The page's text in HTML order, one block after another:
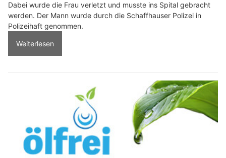
Dabei wurde die Frau verletzt und musste ins Spital gebracht
werden. Der Mann wurde durch die Schaffhauser Polizei in
Polizeihaft genommen.
Weiterlesen